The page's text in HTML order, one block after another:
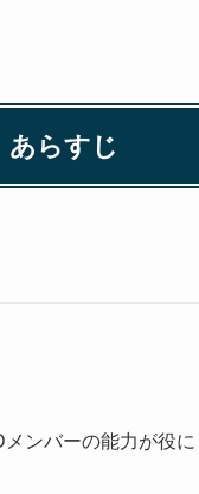
あらすじ
ンバーの能力が役に